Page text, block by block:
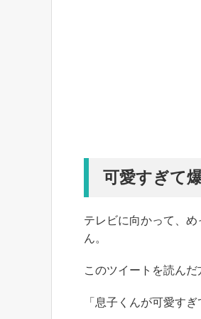
可愛すぎて
テレビに向かって、
ん。
このツイートを読んだ
「息子くんが可愛す